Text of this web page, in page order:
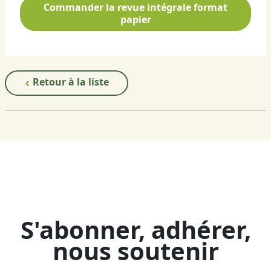
Commander la revue intégrale format
papier
Retour à la liste
S'abonner, adhérer,
nous soutenir